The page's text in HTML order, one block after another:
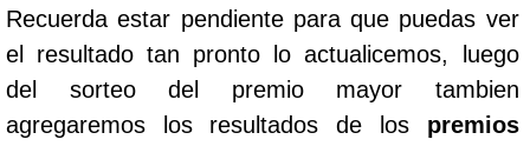
Recuerda estar pendiente para que puedas ver
el resultado tan pronto lo actualicemos, luego
del sorteo del premio mayor tambien
agregaremos los resultados de los premios